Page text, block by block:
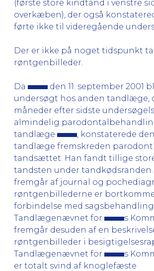
(første store kindtand i venstre
overkæben), der også
førte ikke til videregående
Der er ikke på noget tidspunkt
røntgenbilleder.
Da
den 11. september 2001
undersøgt hos anden tandlæge,
måneder efter sidste
almindelig
tandlæge
, konstaterede
tandlæge fremskreden
tandsættet. Han fandt tillige
tandsten under
fremgår af journal og
røntgenbillederne er
forbindelse med
Tandlægenævnet for
s
fremgår desuden af en
røntgenbilleder i
Tandlægenævnet for
s
er totalt svind af knoglefæste